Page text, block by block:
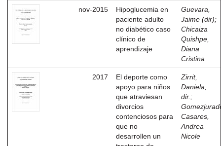
nov-2015
Hipoglucemia en
paciente adulto
no diabético caso
clínico de
aprendizaje
Guevara,
Jaime (dir);
Chicaiza
Quishpe,
Diana
Cristina
2017
El deporte como
apoyo para niños
que atraviesan
divorcios
contenciosos para
que no
desarrollen un
Zirrit,
Daniela,
dir. ;
Casares,
Andrea
Nicole